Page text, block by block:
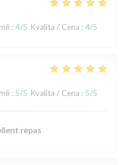
: 4/5 Kvalita / Cena : 4/5
: 5/5 Kvalita / Cena : 5/5
repas